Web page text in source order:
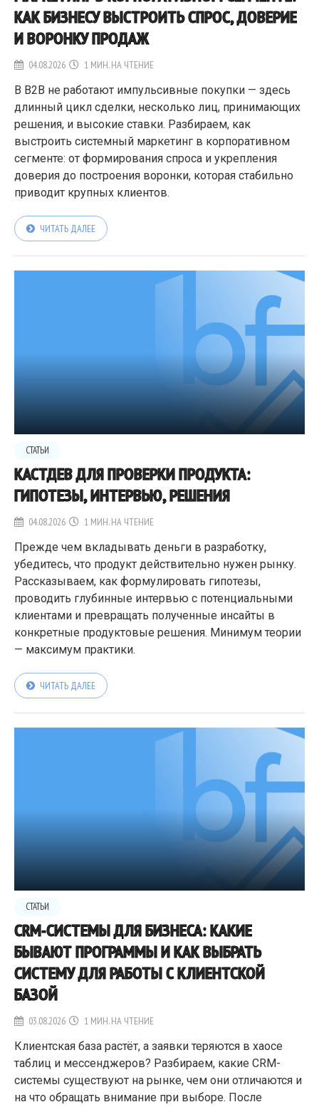
КАК БИЗНЕСУ ВЫСТРОИТЬ СПРОС, ДОВЕРИЕ
И ВОРОНКУ ПРОДАЖ
04.08.2026 1 МИН. НА ЧТЕНИЕ
В B2B не работают импульсивные покупки — здесь
длинный цикл сделки, несколько лиц, принимающих
решения, и высокие ставки. Разбираем, как
выстроить системный маркетинг в корпоративном
сегменте: от формирования спроса и укрепления
доверия до построения воронки, которая стабильно
приводит крупных клиентов.
ЧИТАТЬ ДАЛЕЕ
СТАТЬИ
КАСТДЕВ ДЛЯ ПРОВЕРКИ ПРОДУКТА:
ГИПОТЕЗЫ, ИНТЕРВЬЮ, РЕШЕНИЯ
04.08.2026 1 МИН. НА ЧТЕНИЕ
Прежде чем вкладывать деньги в разработку,
убедитесь, что продукт действительно нужен рынку.
Рассказываем, как формулировать гипотезы,
проводить глубинные интервью с потенциальными
клиентами и превращать полученные инсайты в
конкретные продуктовые решения. Минимум теории
— максимум практики.
ЧИТАТЬ ДАЛЕЕ
СТАТЬИ
CRM-СИСТЕМЫ ДЛЯ БИЗНЕСА: КАКИЕ
БЫВАЮТ ПРОГРАММЫ И КАК ВЫБРАТЬ
СИСТЕМУ ДЛЯ РАБОТЫ С КЛИЕНТСКОЙ
БАЗОЙ
03.08.2026 1 МИН. НА ЧТЕНИЕ
Клиентская база растёт, а заявки теряются в хаосе
таблиц и мессенджеров? Разбираем, какие CRM-
системы существуют на рынке, чем они отличаются и
на что обращать внимание при выборе. После